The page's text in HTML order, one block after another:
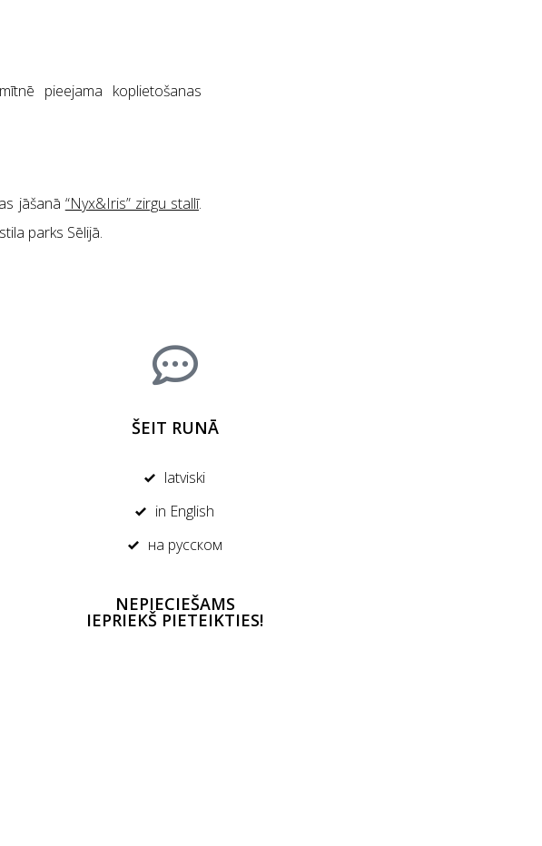
pieejama koplietošanas
jāšanā “Nyx&Iris” zirgu stallī.
parks Sēlijā.
ŠEIT RUNĀ
latviski
in English
на русском
NEPIECIEŠAMS
IEPRIEKŠ PIETEIKTIES!